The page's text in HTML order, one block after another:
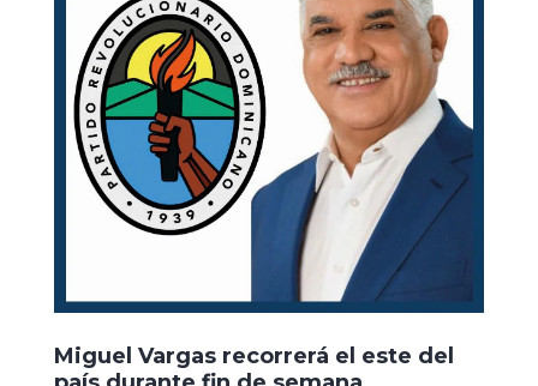
Miguel Vargas recorrerá el este del